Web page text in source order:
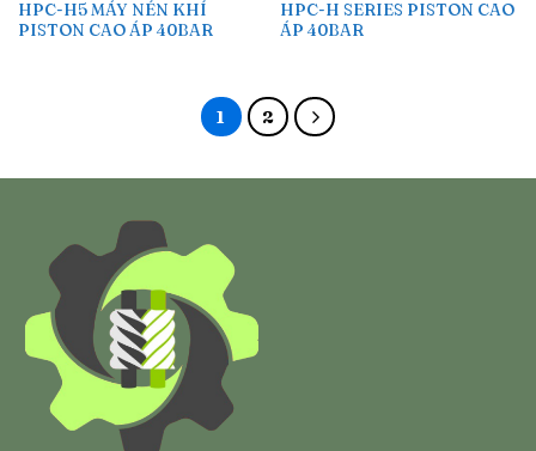
HPC-H5 MÁY NÉN KHÍ
PISTON CAO ÁP 40BAR
HPC-H SERIES PISTON CAO
ÁP 40BAR
1 2